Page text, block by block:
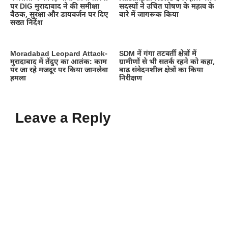
पर DIG मुरादाबाद ने की समीक्षा
बैठक, सुरक्षा और डायवर्जन पर दिए
सख्त निर्देश
सदस्यों ने उचित पोषण के महत्व के
बारे में जागरूक किया
Moradabad Leopard Attack-
मुरादाबाद में तेंदुए का आतंक: काम
पर जा रहे मजदूर पर किया जानलेवा
हमला
SDM नें गंगा तटवर्ती क्षेत्रों में
ग्रामीणों से भी सतर्क रहने को कहा,
बाढ़ संवेदनशील क्षेत्रों का किया
निरीक्षण
Leave a Reply